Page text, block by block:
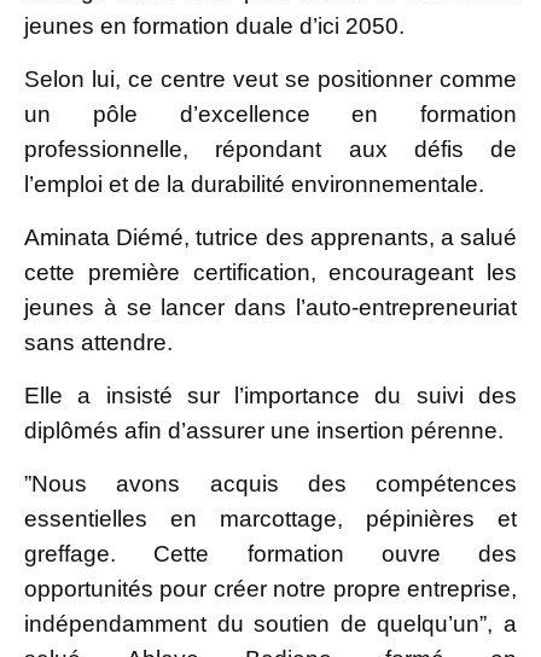
jeunes en formation duale d’ici 2050.
Selon lui, ce centre veut se positionner comme
un pôle d’excellence en formation
professionnelle, répondant aux défis de
l’emploi et de la durabilité environnementale.
Aminata Diémé, tutrice des apprenants, a salué
cette première certification, encourageant les
jeunes à se lancer dans l’auto-entrepreneuriat
sans attendre.
Elle a insisté sur l’importance du suivi des
diplômés afin d’assurer une insertion pérenne.
”Nous avons acquis des compétences
essentielles en marcottage, pépinières et
greffage. Cette formation ouvre des
opportunités pour créer notre propre entreprise,
indépendamment du soutien de quelqu’un”, a